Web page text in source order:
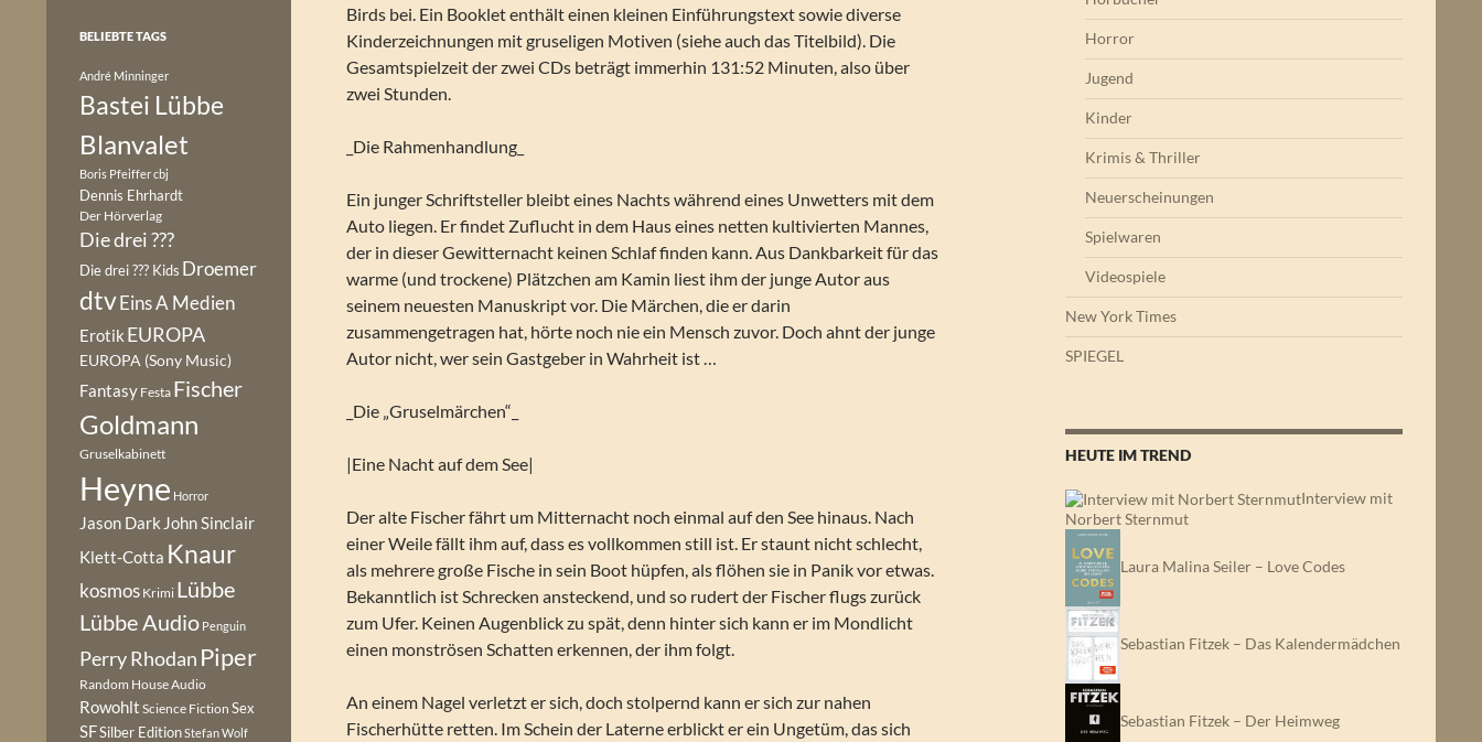
Birds bei. Ein Booklet enthält einen kleinen Einführungstext sowie diverse
Kinderzeichnungen mit gruseligen Motiven (siehe auch das Titelbild). Die
Gesamtspielzeit der zwei CDs beträgt immerhin 131:52 Minuten, also über
zwei Stunden.
_Die Rahmenhandlung_
Ein junger Schriftsteller bleibt eines Nachts während eines Unwetters mit dem
Auto liegen. Er findet Zuflucht in dem Haus eines netten kultivierten Mannes,
der in dieser Gewitternacht keinen Schlaf finden kann. Aus Dankbarkeit für das
warme (und trockene) Plätzchen am Kamin liest ihm der junge Autor aus
seinem neuesten Manuskript vor. Die Märchen, die er darin
zusammengetragen hat, hörte noch nie ein Mensch zuvor. Doch ahnt der junge
Autor nicht, wer sein Gastgeber in Wahrheit ist …
_Die „Gruselmärchen“_
|Eine Nacht auf dem See|
Der alte Fischer fährt um Mitternacht noch einmal auf den See hinaus. Nach
einer Weile fällt ihm auf, dass es vollkommen still ist. Er staunt nicht schlecht,
als mehrere große Fische in sein Boot hüpfen, als flöhen sie in Panik vor etwas.
Bekanntlich ist Schrecken ansteckend, und so rudert der Fischer flugs zurück
zum Ufer. Keinen Augenblick zu spät, denn hinter sich kann er im Mondlicht
einen monströsen Schatten erkennen, der ihm folgt.
An einem Nagel verletzt er sich, doch stolpernd kann er sich zur nahen
Fischerhütte retten. Im Schein der Laterne erblickt er ein Ungetüm, das sich
Horror
Jugend
Kinder
Krimis & Thriller
Neuerscheinungen
Spielwaren
Videospiele
New York Times
SPIEGEL
HEUTE IM TREND
Interview mit
Norbert Sternmut
Laura Malina Seiler – Love Codes
Sebastian Fitzek – Das Kalendermädchen
Sebastian Fitzek – Der Heimweg
BELIEBTE TAGS
André Minninger
Bastei Lübbe
Blanvalet
Boris Pfeiffercbj
Dennis Ehrhardt
Der Hörverlag
Die drei ???
Die drei ??? Kids Droemer
dtvEins A Medien
Erotik EUROPA
EUROPA (Sony Music)
Fantasy Festa Fischer
Goldmann
Gruselkabinett
Heyne Horror
Jason Dark John Sinclair
Klett-Cotta Knaur
kosmos Krimi Lübbe
Lübbe Audio Penguin
Perry Rhodan Piper
Random House Audio
Rowohlt Science Fiction Sex
SFSilber EditionStefan Wolf